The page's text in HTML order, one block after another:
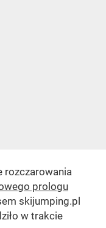
rozczarowania
prologu
skijumping.pl
w trakcie